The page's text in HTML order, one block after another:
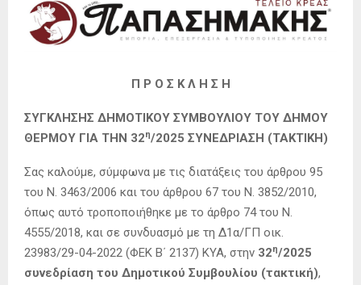
Π Ρ Ο Σ Κ Λ Η Σ Η
ΣΥΓΚΛΗΣΗΣ ΔΗΜΟΤΙΚΟΥ ΣΥΜΒΟΥΛΙΟΥ ΤΟΥ ΔΗΜΟΥ
ΘΕΡΜΟΥ ΓΙΑ ΤΗΝ 32η/2025 ΣΥΝΕΔΡΙΑΣΗ (ΤΑΚΤΙΚΗ)
Σας καλούμε, σύμφωνα με τις διατάξεις του άρθρου 95
του Ν. 3463/2006 και του άρθρου 67 του Ν. 3852/2010,
όπως αυτό τροποποιήθηκε με το άρθρο 74 του Ν.
4555/2018, και σε συνδυασμό με τη Δ1α/ΓΠ οικ.
23983/29-04-2022 (ΦΕΚ Β΄ 2137) ΚΥΑ, στην 32η/2025
συνεδρίαση του Δημοτικού Συμβουλίου (τακτική),